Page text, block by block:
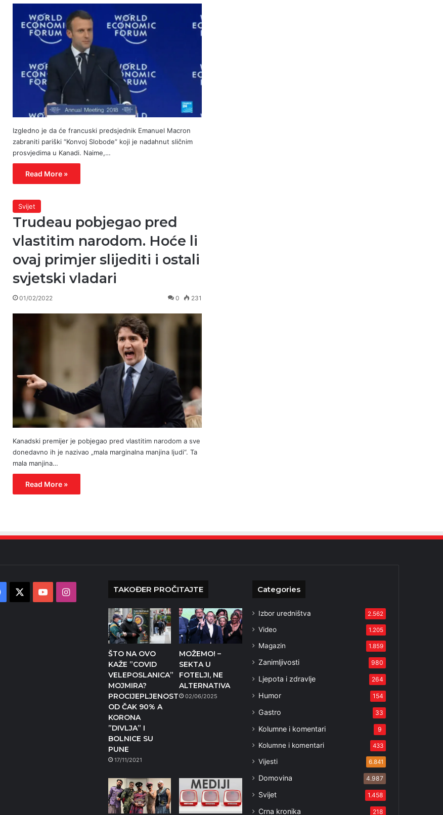
Izgledno je da će francuski predsjednik Emanuel Macron
zabraniti pariški “Konvoj Slobode” koji je nadahnut sličnim
prosvjedima u Kanadi. Naime,…
Read More »
Svijet
Trudeau pobjegao pred
vlastitim narodom. Hoće li
ovaj primjer slijediti i ostali
svjetski vladari
01/02/2022 0 231
Kanadski premijer je pobjegao pred vlastitim narodom a sve
donedavno ih je nazivao „mala marginalna manjina ljudi“. Ta
mala manjina…
Read More »
Facebook YouTubeInstagram TAKOĐER PROČITAJTE
ŠTO NA OVO
KAŽE ”COVID
VELEPOSLANICA”
MOJMIRA?
PROCIJEPLJENOST
OD ČAK 90% A
KORONA
”DIVLJA” I
BOLNICE SU
PUNE
17/11/2021
MOŽEMO! –
SEKTA U
FOTELJI, NE
ALTERNATIVA
02/06/2025
Categories
Izbor uredništva 2.562
Video 1.205
Magazin 1.859
Zanimljivosti 980
Ljepota i zdravlje 264
Humor 154
Gastro 33
Kolumne i komentari 9
Kolumne i komentari 433
Vijesti 6.841
Domovina 4.987
Svijet 1.458
Crna kronika 218